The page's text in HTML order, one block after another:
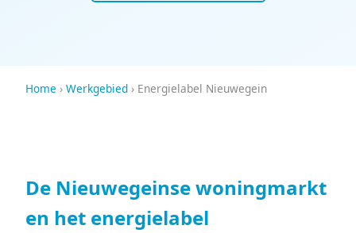
Home › Werkgebied › Energielabel Nieuwegein
De Nieuwegeinse woningmarkt
en het energielabel